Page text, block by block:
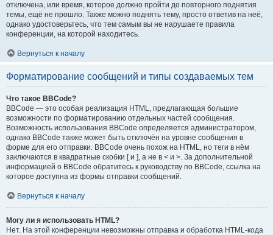
отключена, или время, которое должно пройти до повторного поднятия
темы, ещё не прошло. Также можно поднять тему, просто ответив на неё,
однако удостоверьтесь, что тем самым вы не нарушаете правила
конференции, на которой находитесь.
Вернуться к началу
Форматирование сообщений и типы создаваемых тем
Что такое BBCode?
BBCode — это особая реализация HTML, предлагающая большие
возможности по форматированию отдельных частей сообщения.
Возможность использования BBCode определяется администратором,
однако BBCode также может быть отключён на уровне сообщения в
форме для его отправки. BBCode очень похож на HTML, но теги в нём
заключаются в квадратные скобки [ и ], а не в < и >. За дополнительной
информацией о BBCode обратитесь к руководству по BBCode, ссылка на
которое доступна из формы отправки сообщений.
Вернуться к началу
Могу ли я использовать HTML?
Нет. На этой конференции невозможны отправка и обработка HTML-кода